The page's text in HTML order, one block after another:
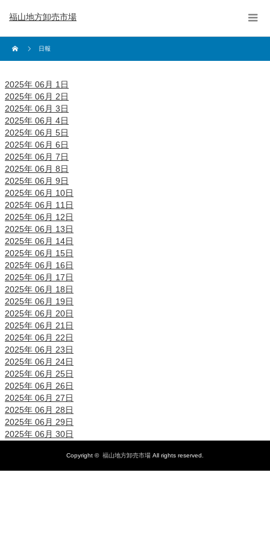
福山地方卸売市場
日報
2025年 06月 1日
2025年 06月 2日
2025年 06月 3日
2025年 06月 4日
2025年 06月 5日
2025年 06月 6日
2025年 06月 7日
2025年 06月 8日
2025年 06月 9日
2025年 06月 10日
2025年 06月 11日
2025年 06月 12日
2025年 06月 13日
2025年 06月 14日
2025年 06月 15日
2025年 06月 16日
2025年 06月 17日
2025年 06月 18日
2025年 06月 19日
2025年 06月 20日
2025年 06月 21日
2025年 06月 22日
2025年 06月 23日
2025年 06月 24日
2025年 06月 25日
2025年 06月 26日
2025年 06月 27日
2025年 06月 28日
2025年 06月 29日
2025年 06月 30日
Copyright © 福山地方卸売市場 All rights reserved.